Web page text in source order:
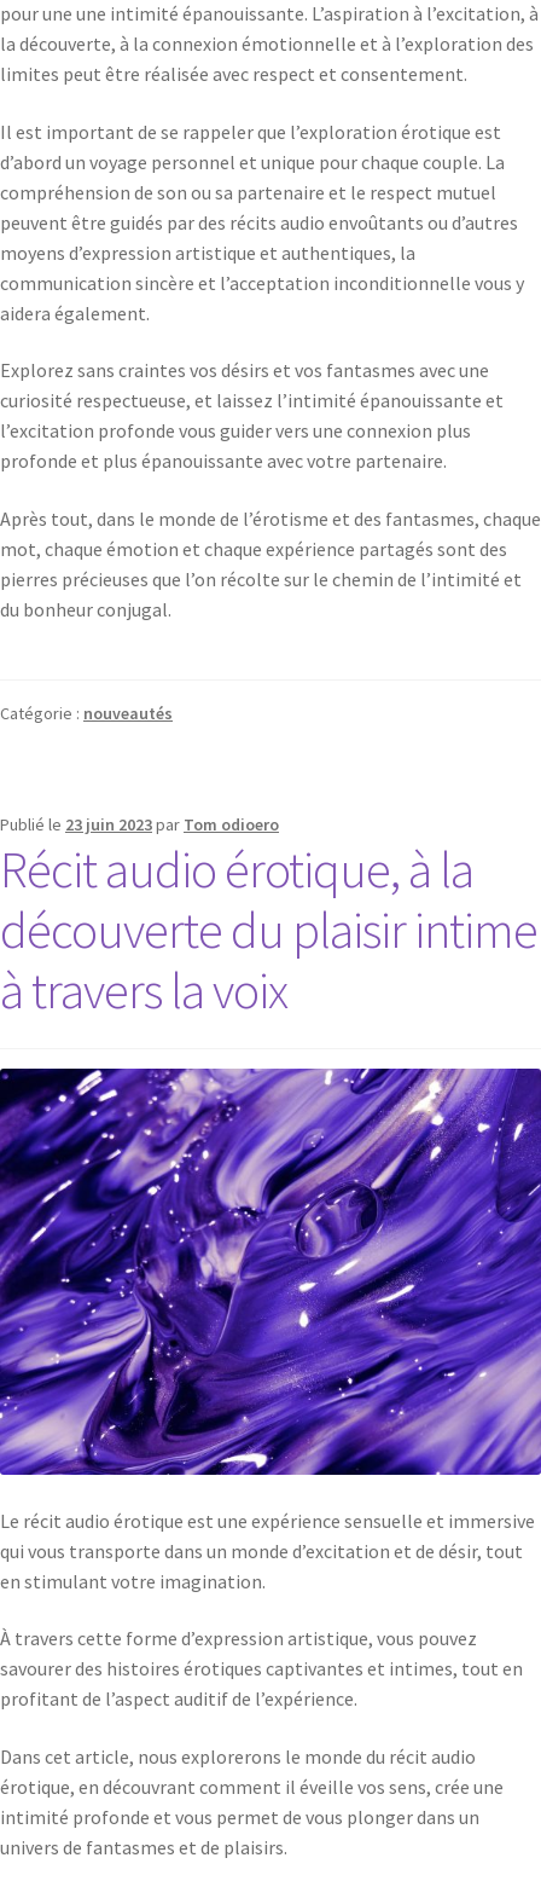
pour une une intimité épanouissante. L’aspiration à l’excitation, à
la découverte, à la connexion émotionnelle et à l’exploration des
limites peut être réalisée avec respect et consentement.
Il est important de se rappeler que l’exploration érotique est
d’abord un voyage personnel et unique pour chaque couple. La
compréhension de son ou sa partenaire et le respect mutuel
peuvent être guidés par des récits audio envoûtants ou d’autres
moyens d’expression artistique et authentiques, la
communication sincère et l’acceptation inconditionnelle vous y
aidera également.
Explorez sans craintes vos désirs et vos fantasmes avec une
curiosité respectueuse, et laissez l’intimité épanouissante et
l’excitation profonde vous guider vers une connexion plus
profonde et plus épanouissante avec votre partenaire.
Après tout, dans le monde de l’érotisme et des fantasmes, chaque
mot, chaque émotion et chaque expérience partagés sont des
pierres précieuses que l’on récolte sur le chemin de l’intimité et
du bonheur conjugal.
Catégorie : nouveautés
Publié le 23 juin 2023par Tom odioero
Récit audio érotique, à la
découverte du plaisir intime
à travers la voix
Le récit audio érotique est une expérience sensuelle et immersive
qui vous transporte dans un monde d’excitation et de désir, tout
en stimulant votre imagination.
À travers cette forme d’expression artistique, vous pouvez
savourer des histoires érotiques captivantes et intimes, tout en
profitant de l’aspect auditif de l’expérience.
Dans cet article, nous explorerons le monde du récit audio
érotique, en découvrant comment il éveille vos sens, crée une
intimité profonde et vous permet de vous plonger dans un
univers de fantasmes et de plaisirs.